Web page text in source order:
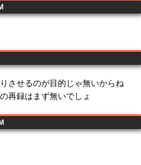
させるのが目的じゃ無いからね
再録はまず無いでしょ